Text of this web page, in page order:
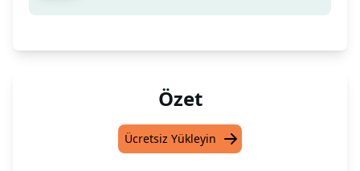
Özet
Ücretsiz Yükleyin